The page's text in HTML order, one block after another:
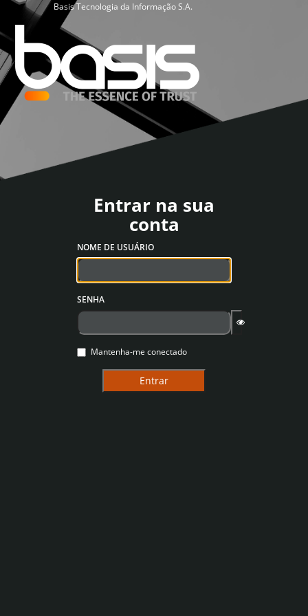
Basis Tecnologia da Informação S.A.
Entrar na sua
conta
NOME DE USUÁRIO
SENHA
Mantenha-me conectado